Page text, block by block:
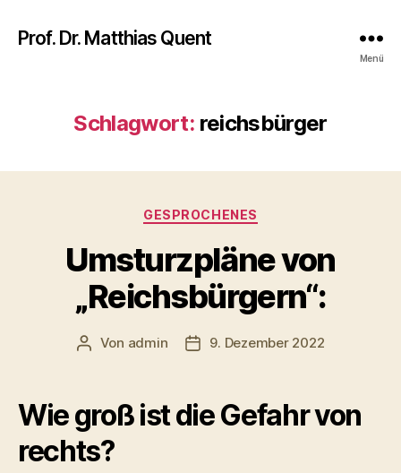
Prof. Dr. Matthias Quent
Menü
Schlagwort: reichsbürger
Kategorien
GESPROCHENES
Umsturzpläne von
„Reichsbürgern“:
Beitragsautor
Von admin Veröffentlichungsdatum
9. Dezember 2022
Wie groß ist die Gefahr von
rechts?